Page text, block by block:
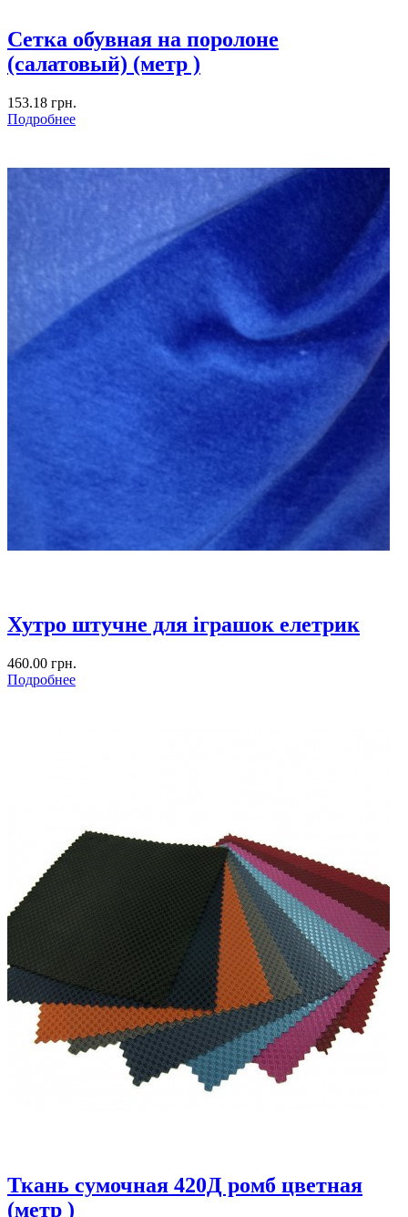
Сетка обувная на поролоне
(салатовый) (метр )
153.18 грн.
Подробнее
Хутро штучне для іграшок елетрик
460.00 грн.
Подробнее
Ткань сумочная 420Д ромб цветная
(метр )